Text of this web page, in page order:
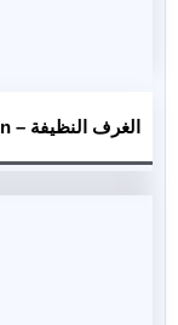
الغرف النظيفة – Clean room Solution